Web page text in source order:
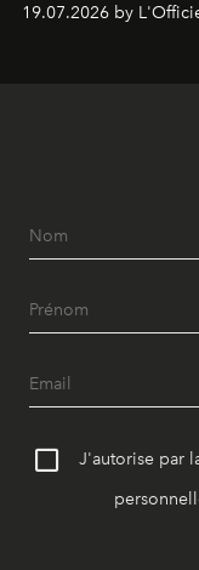
révise les
19.07.2026 by
J'autorise par